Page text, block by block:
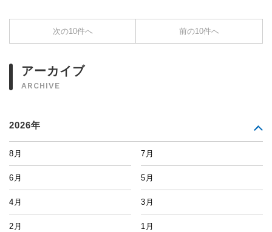
次の10件へ 前の10件へ
アーカイブ
ARCHIVE
2026年
8月 7月
6月 5月
4月 3月
2月 1月